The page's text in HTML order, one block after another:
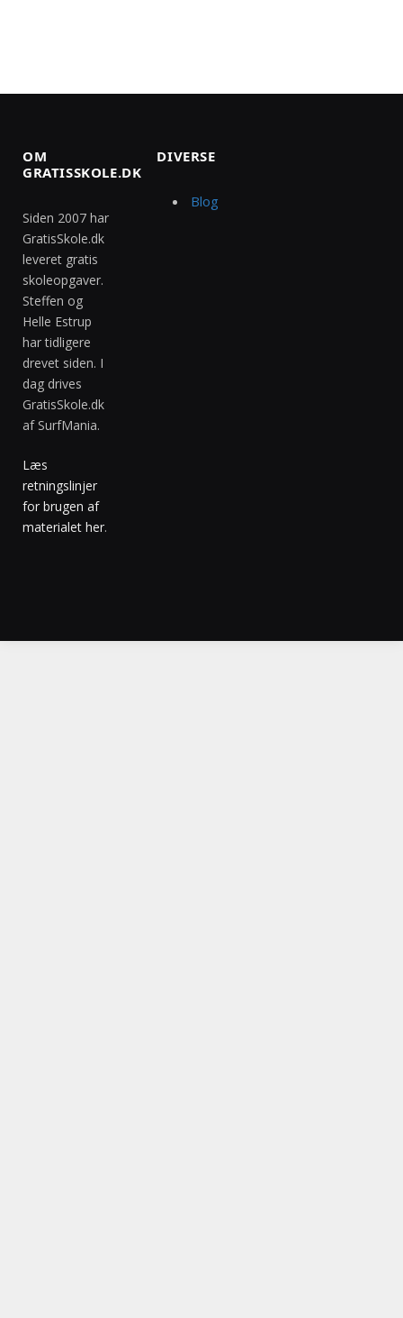
OM
GRATISSKOLE.DK
Siden 2007 har
GratisSkole.dk
leveret gratis
skoleopgaver.
Steffen og
Helle Estrup
har tidligere
drevet siden. I
dag drives
GratisSkole.dk
af SurfMania.
Læs
retningslinjer
for brugen af
materialet her.
DIVERSE
Blog